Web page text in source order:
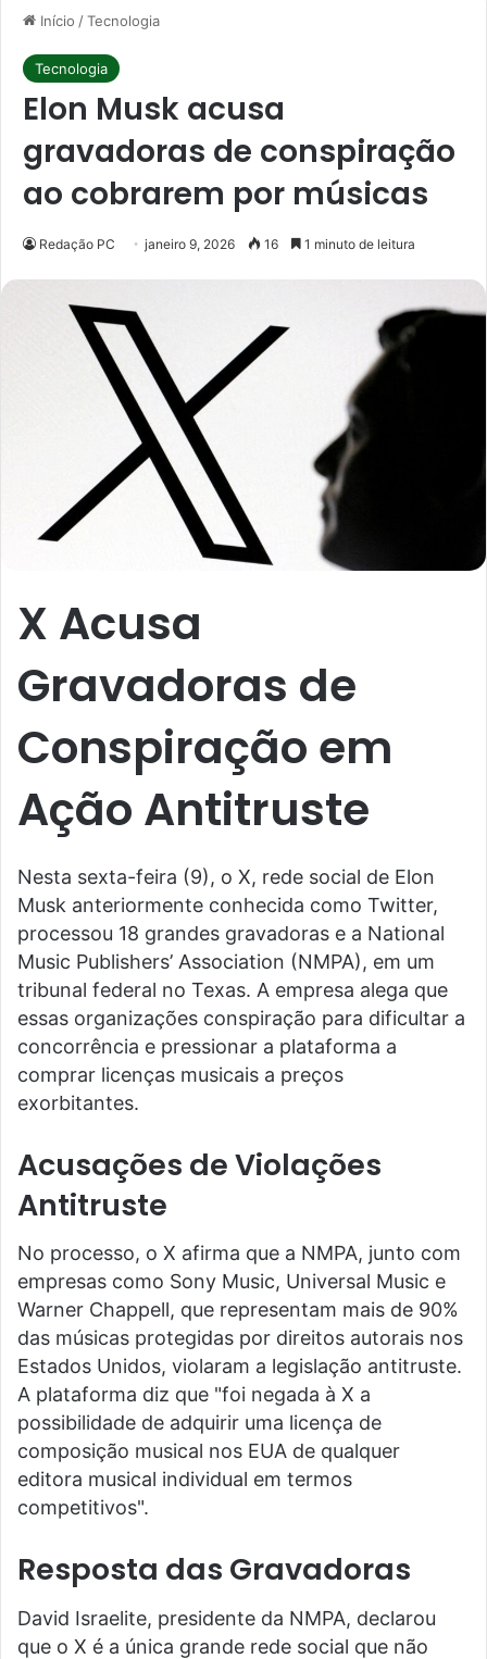
Início /Tecnologia
Tecnologia
Elon Musk acusa
gravadoras de conspiração
ao cobrarem por músicas
Redação PC janeiro 9, 2026 16 1 minuto de leitura
X Acusa
Gravadoras de
Conspiração em
Ação Antitruste
Nesta sexta-feira (9), o X, rede social de Elon
Musk anteriormente conhecida como Twitter,
processou 18 grandes gravadoras e a National
Music Publishers’ Association (NMPA), em um
tribunal federal no Texas. A empresa alega que
essas organizações conspiração para dificultar a
concorrência e pressionar a plataforma a
comprar licenças musicais a preços
exorbitantes.
Acusações de Violações
Antitruste
No processo, o X afirma que a NMPA, junto com
empresas como Sony Music, Universal Music e
Warner Chappell, que representam mais de 90%
das músicas protegidas por direitos autorais nos
Estados Unidos, violaram a legislação antitruste.
A plataforma diz que "foi negada à X a
possibilidade de adquirir uma licença de
composição musical nos EUA de qualquer
editora musical individual em termos
competitivos".
Resposta das Gravadoras
David Israelite, presidente da NMPA, declarou
que o X é a única grande rede social que não